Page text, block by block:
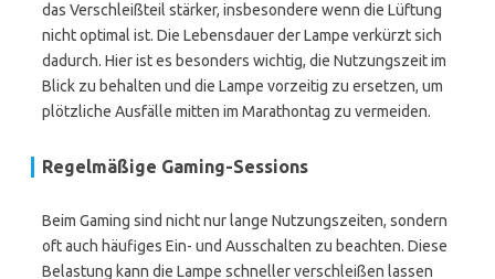
das Verschleißteil stärker, insbesondere wenn die Lüftung
nicht optimal ist. Die Lebensdauer der Lampe verkürzt sich
dadurch. Hier ist es besonders wichtig, die Nutzungszeit im
Blick zu behalten und die Lampe vorzeitig zu ersetzen, um
plötzliche Ausfälle mitten im Marathontag zu vermeiden.
Regelmäßige Gaming-Sessions
Beim Gaming sind nicht nur lange Nutzungszeiten, sondern
oft auch häufiges Ein- und Ausschalten zu beachten. Diese
Belastung kann die Lampe schneller verschleißen lassen